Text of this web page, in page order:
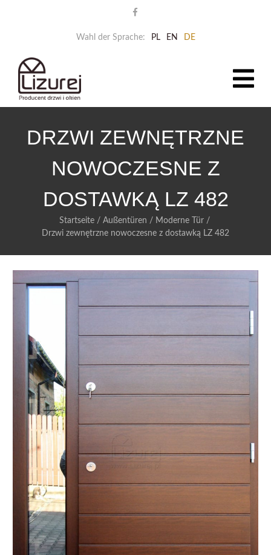
Wahl der Sprache: PL EN DE
DRZWI ZEWNĘTRZNE
NOWOCZESNE Z
DOSTAWKĄ LZ 482
Startseite/ Außentüren / Moderne Tür/
Drzwi zewnętrzne nowoczesne z dostawką LZ 482